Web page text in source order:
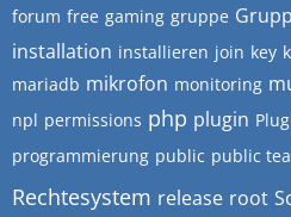
forum free gaming gruppe
installation installieren join key
mariadb mikrofon monitoring
npl permissions php plugin
programmierung public public
Rechtesystem release root